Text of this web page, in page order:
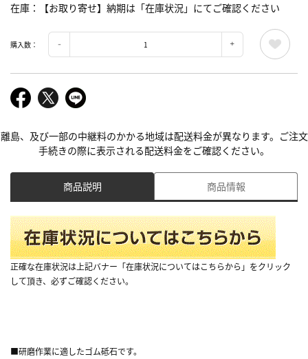
在庫 【お取り寄せ】納期は「在庫状況」にてご確認ください
購入数：
離島、及び一部の中継料のかかる地域は配送料金が異なります。ご注文
手続きの際に表示される配送料金をご確認ください。
商品説明 商品情報
正確な在庫状況は上記バナー「在庫状況についてはこちらから」をクリック
して頂き、必ずご確認ください。
■研磨作業に適したゴム砥石です。